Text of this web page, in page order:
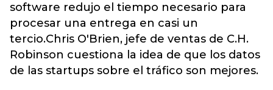
software redujo el tiempo necesario para
procesar una entrega en casi un
tercio.Chris O'Brien, jefe de ventas de C.H.
Robinson cuestiona la idea de que los datos
de las startups sobre el tráfico son mejores.